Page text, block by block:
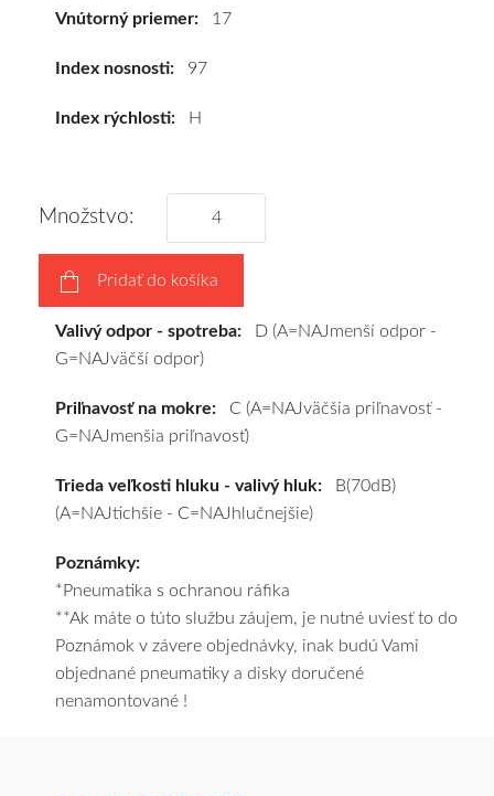
tomu
pneumatiky
vášho
výberu
a
pošleme
zadarmo.
Vnútorný priemer: 17
Index nosnosti: 97
Index rýchlosti: H
Množstvo:
Pridať do košíka
Valivý odpor - spotreba: D (A=NAJmenší odpor -
G=NAJväčší odpor)
Priľnavosť na mokre: C (A=NAJväčšia priľnavosť -
G=NAJmenšia priľnavosť)
Trieda veľkosti hluku - valivý hluk: B(70dB)
(A=NAJtichšie - C=NAJhlučnejšie)
Poznámky:
*Pneumatika s ochranou ráfika
**Ak máte o túto službu záujem, je nutné uviesť to do
Poznámok v závere objednávky, inak budú Vami
objednané pneumatiky a disky doručené
nenamontované !